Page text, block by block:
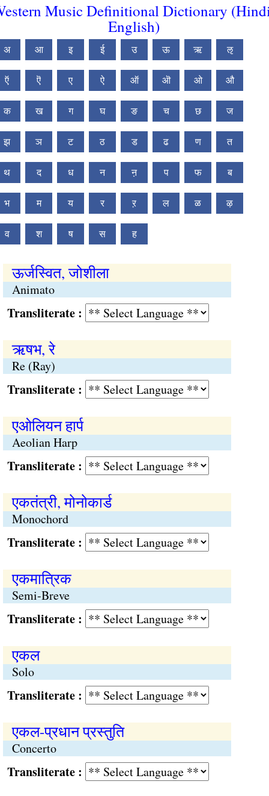
Music Definitional Dictionary
English)
अ आ इ ई उ ऊ ऋ ऌ
ऍ ऎ ए ऐ ऑ ऒ ओ औ
क ख ग घ ङ च छ ज
झ ञ ट ठ ड ढ ण त
थ द ध न ऩ प फ ब
भ म य र ऱ ल ळ ऴ
व श ष स ह
ऊर्जस्वित, जोशीला
Animato
:
ऋषभ, रे
Re (Ray)
:
एओलियन हार्प
Aeolian Harp
:
एकतंत्री, मोनोकार्ड
Monochord
:
एकमात्रिक
Semi-Breve
:
एकल
Solo
:
एकल-प्रधान प्रस्तुति
Concerto
: